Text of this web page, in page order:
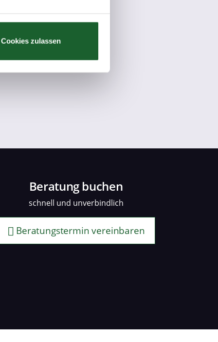
sein können
Präferenzen imAbschnitt
Verwendung unserer
diese Informationen
Cookies zulassen
Beratung buchen
schnell und unverbindlich
Beratungstermin vereinbaren